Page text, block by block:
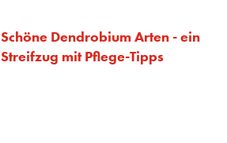
Schöne Dendrobium Arten - ein
Streifzug mit Pflege-Tipps